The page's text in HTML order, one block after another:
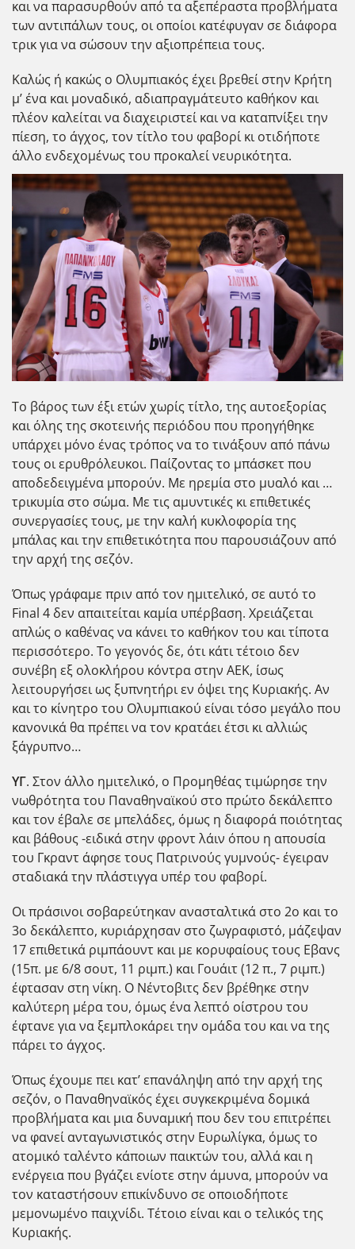
και να παρασυρθούν από τα αξεπέραστα προβλήματα
των αντιπάλων τους, οι οποίοι κατέφυγαν σε διάφορα
τρικ για να σώσουν την αξιοπρέπεια τους.
Καλώς ή κακώς ο Ολυμπιακός έχει βρεθεί στην Κρήτη
μ’ ένα και μοναδικό, αδιαπραγμάτευτο καθήκον και
πλέον καλείται να διαχειριστεί και να καταπνίξει την
πίεση, το άγχος, τον τίτλο του φαβορί κι οτιδήποτε
άλλο ενδεχομένως του προκαλεί νευρικότητα.
Το βάρος των έξι ετών χωρίς τίτλο, της αυτοεξορίας
και όλης της σκοτεινής περιόδου που προηγήθηκε
υπάρχει μόνο ένας τρόπος να το τινάξουν από πάνω
τους οι ερυθρόλευκοι. Παίζοντας το μπάσκετ που
αποδεδειγμένα μπορούν. Με ηρεμία στο μυαλό και …
τρικυμία στο σώμα. Με τις αμυντικές κι επιθετικές
συνεργασίες τους, με την καλή κυκλοφορία της
μπάλας και την επιθετικότητα που παρουσιάζουν από
την αρχή της σεζόν.
Όπως γράφαμε πριν από τον ημιτελικό, σε αυτό το
Final 4 δεν απαιτείται καμία υπέρβαση. Χρειάζεται
απλώς ο καθένας να κάνει το καθήκον του και τίποτα
περισσότερο. Το γεγονός δε, ότι κάτι τέτοιο δεν
συνέβη εξ ολοκλήρου κόντρα στην ΑΕΚ, ίσως
λειτουργήσει ως ξυπνητήρι εν όψει της Κυριακής. Αν
και το κίνητρο του Ολυμπιακού είναι τόσο μεγάλο που
κανονικά θα πρέπει να τον κρατάει έτσι κι αλλιώς
ξάγρυπνο…
ΥΓ. Στον άλλο ημιτελικό, ο Προμηθέας τιμώρησε την
νωθρότητα του Παναθηναϊκού στο πρώτο δεκάλεπτο
και τον έβαλε σε μπελάδες, όμως η διαφορά ποιότητας
και βάθους -ειδικά στην φροντ λάιν όπου η απουσία
του Γκραντ άφησε τους Πατρινούς γυμνούς- έγειραν
σταδιακά την πλάστιγγα υπέρ του φαβορί.
Οι πράσινοι σοβαρεύτηκαν ανασταλτικά στο 2ο και το
3ο δεκάλεπτο, κυριάρχησαν στο ζωγραφιστό, μάζεψαν
17 επιθετικά ριμπάουντ και με κορυφαίους τους Εβανς
(15π. με 6/8 σουτ, 11 ριμπ.) και Γουάιτ (12 π., 7 ριμπ.)
έφτασαν στη νίκη. Ο Νέντοβιτς δεν βρέθηκε στην
καλύτερη μέρα του, όμως ένα λεπτό οίστρου του
έφτανε για να ξεμπλοκάρει την ομάδα του και να της
πάρει το άγχος.
Όπως έχουμε πει κατ’ επανάληψη από την αρχή της
σεζόν, ο Παναθηναϊκός έχει συγκεκριμένα δομικά
προβλήματα και μια δυναμική που δεν του επιτρέπει
να φανεί ανταγωνιστικός στην Eυρωλίγκα, όμως το
ατομικό ταλέντο κάποιων παικτών του, αλλά και η
ενέργεια που βγάζει ενίοτε στην άμυνα, μπορούν να
τον καταστήσουν επικίνδυνο σε οποιοδήποτε
μεμονωμένο παιχνίδι. Τέτοιο είναι και ο τελικός της
Κυριακής.